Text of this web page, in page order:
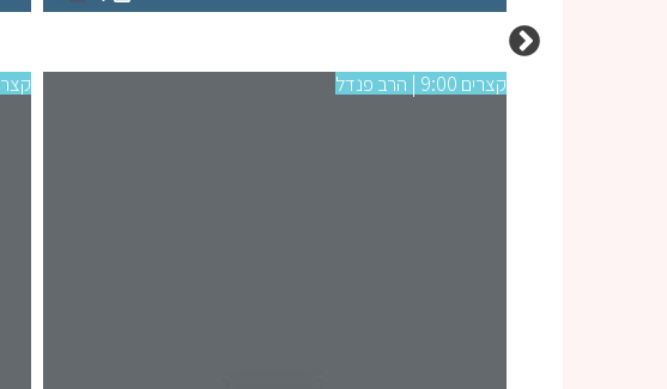
קצרים 9:00 | הרב פנדל קצרים 9:00 |